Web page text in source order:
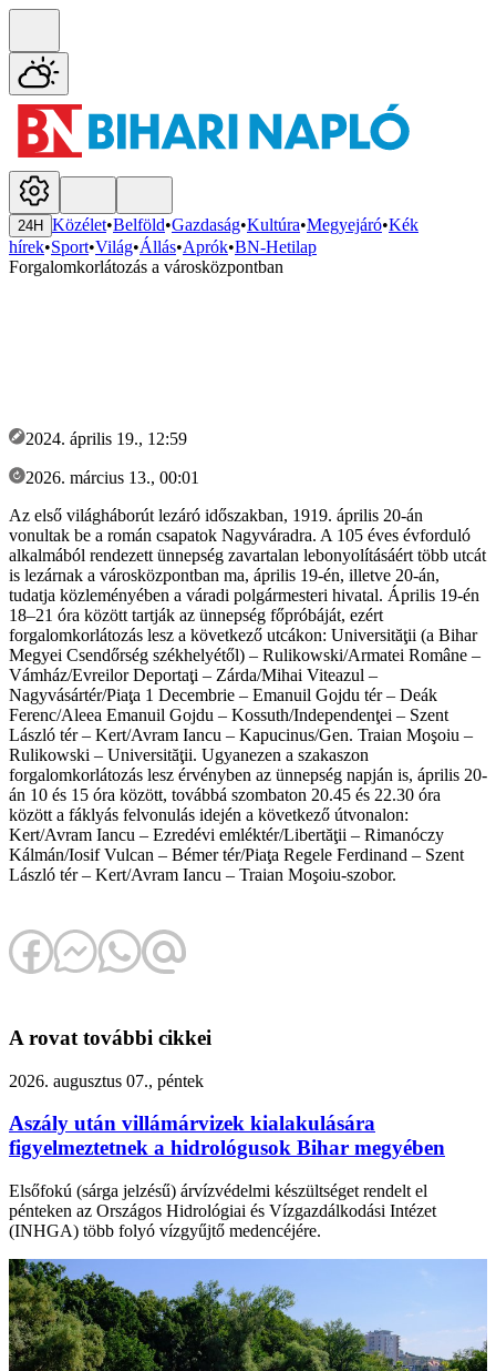
24H Közélet•Belföld•Gazdaság•Kultúra•Megyejáró•Kék
hírek•Sport•Világ•Állás•Aprók•BN-Hetilap
Forgalomkorlátozás a városközpontban
2024. április 19., 12:59
2026. március 13., 00:01
Az első világháborút lezáró időszakban, 1919. április 20-án
vonultak be a román csapatok Nagyváradra. A 105 éves évforduló
alkalmából rendezett ünnepség zavartalan lebonyolításáért több utcát
is lezárnak a városközpontban ma, április 19-én, illetve 20-án,
tudatja közleményében a váradi polgármesteri hivatal. Április 19-én
18–21 óra között tartják az ünnepség főpróbáját, ezért
forgalomkorlátozás lesz a következő utcákon: Universităţii (a Bihar
Megyei Csendőrség székhelyétől) – Rulikowski/Armatei Române –
Vámház/Evreilor Deportaţi – Zárda/Mihai Viteazul –
Nagyvásártér/Piaţa 1 Decembrie – Emanuil Gojdu tér – Deák
Ferenc/Aleea Emanuil Gojdu – Kossuth/Independenţei – Szent
László tér – Kert/Avram Iancu – Kapucinus/Gen. Traian Moşoiu –
Rulikowski – Universităţii. Ugyanezen a szakaszon
forgalomkorlátozás lesz érvényben az ünnepség napján is, április 20-
án 10 és 15 óra között, továbbá szombaton 20.45 és 22.30 óra
között a fáklyás felvonulás idején a következő útvonalon:
Kert/Avram Iancu – Ezredévi emléktér/Libertăţii – Rimanóczy
Kálmán/Iosif Vulcan – Bémer tér/Piaţa Regele Ferdinand – Szent
László tér – Kert/Avram Iancu – Traian Moşoiu-szobor.
A rovat további cikkei
2026. augusztus 07., péntek
Aszály után villámárvizek kialakulására
figyelmeztetnek a hidrológusok Bihar megyében
Elsőfokú (sárga jelzésű) árvízvédelmi készültséget rendelt el
pénteken az Országos Hidrológiai és Vízgazdálkodási Intézet
(INHGA) több folyó vízgyűjtő medencéjére.